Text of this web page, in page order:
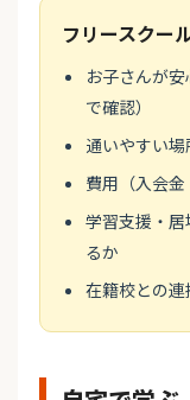
フリースクー
お子さんが
で確認）
通いやすい
費用（入会
学習支援・
るか
在籍校との